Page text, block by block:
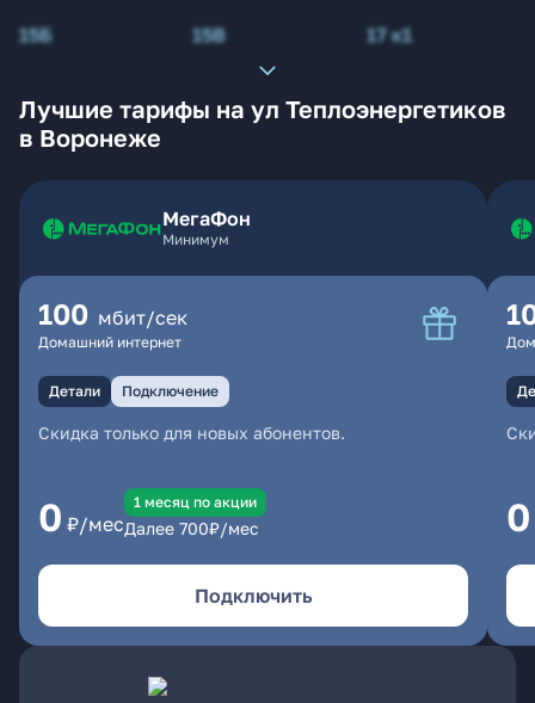
15Б
15В 17 к1
Лучшие тарифы на ул Теплоэнергетиков
в Воронеже
МегаФон
Минимум
100 мбит/сек
Домашний интернет
Детали Подключение
Скидка только для новых абонентов.
0 ₽/мес
1 месяц по акции
Далее 700₽/мес
Подключить
0